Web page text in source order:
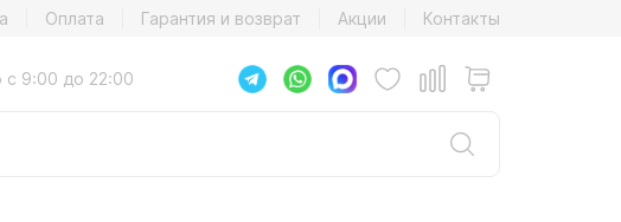
Оплата Гарантия и возврат Акции Контакты
с 9:00 до 22:00